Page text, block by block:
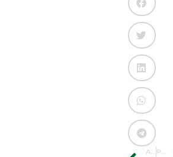
ANTERIOR PRÓXIMO